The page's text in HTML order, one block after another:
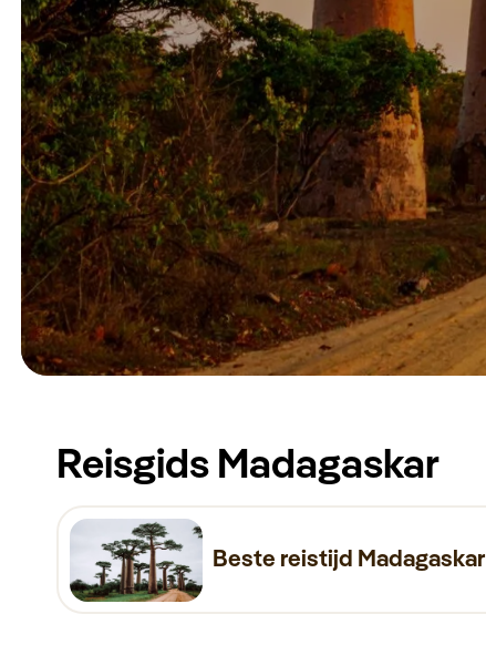
Reisgids Madagaskar
Beste reistijd Madagaskar